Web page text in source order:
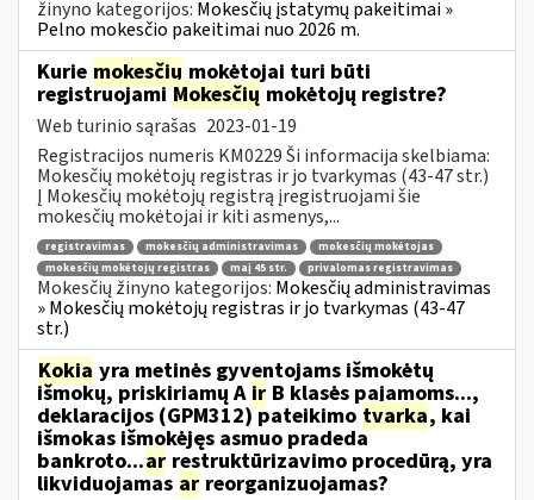
žinyno kategorijos: Mokesčių įstatymų pakeitimai »
Pelno mokesčio pakeitimai nuo 2026 m.
Kurie mokesčių mokėtojai turi būti
registruojamiMokesčių mokėtojų registre?
Web turinio sąrašas 2023-01-19
Registracijos numeris KM0229 Ši informacija skelbiama:
Mokesčių mokėtojų registras ir jo tvarkymas (43-47 str.)
Į Mokesčių mokėtojų registrą įregistruojami šie
mokesčių mokėtojai ir kiti asmenys,...
registravimas mokesčių administravimas
mokesčių mokėtojas
mokesčių mokėtojų registras
maį 45 str. privalomas registravimas
Mokesčių žinyno kategorijos: Mokesčių administravimas
» Mokesčių mokėtojų registras ir jo tvarkymas (43-47
str.)
Kokia yra metinės gyventojams išmokėtų
išmokų, priskiriamų A ir B klasės pajamoms...,
deklaracijos (GPM312) pateikimo tvarka, kai
išmokas išmokėjęs asmuo pradeda
bankroto...ar restruktūrizavimo procedūrą, yra
likviduojamas ar reorganizuojamas?